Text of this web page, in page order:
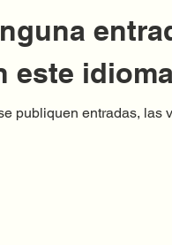
este
publiquen entradas, las